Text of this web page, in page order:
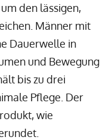
den lässigen,
Männer mit
Dauerwelle in
und Bewegung
bis zu drei
Pflege. Der
wie